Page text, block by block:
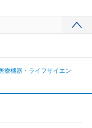
療機器・ライフサイエン